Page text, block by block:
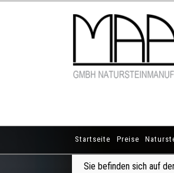
Startseite Preise
Sie befinden sich auf